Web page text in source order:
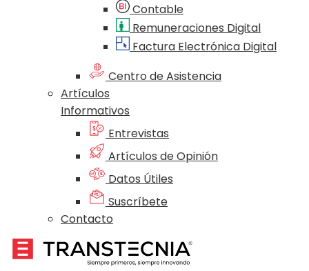
Contable
Remuneraciones Digital
Factura Electrónica Digital
Centro de Asistencia
Artículos
Informativos
Entrevistas
Artículos de Opinión
Datos Útiles
Suscríbete
Contacto